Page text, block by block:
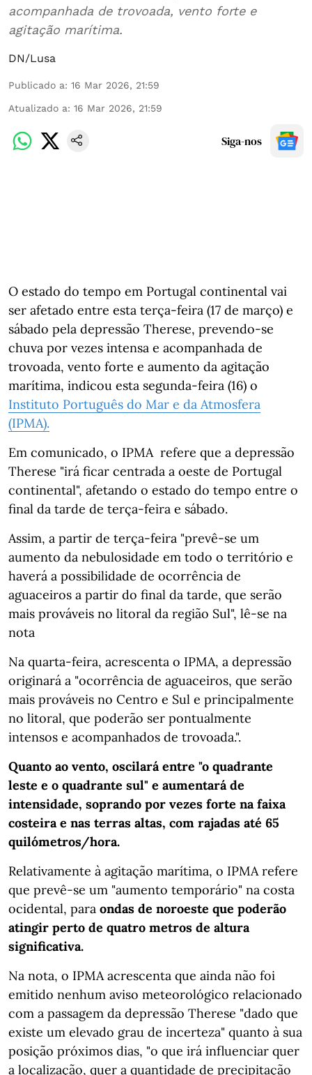
acompanhada de trovoada, vento forte e
agitação marítima.
DN/Lusa
Publicado a: 16 Mar 2026, 21:59
Atualizado a: 16 Mar 2026, 21:59
Siga-nos
O estado do tempo em Portugal continental vai
ser afetado entre esta terça-feira (17 de março) e
sábado pela depressão Therese, prevendo-se
chuva por vezes intensa e acompanhada de
trovoada, vento forte e aumento da agitação
marítima, indicou esta segunda-feira (16) o
Instituto Português do Mar e da Atmosfera
(IPMA).
Em comunicado, o IPMA refere que a depressão
Therese "irá ficar centrada a oeste de Portugal
continental", afetando o estado do tempo entre o
final da tarde de terça-feira e sábado.
Assim, a partir de terça-feira "prevê-se um
aumento da nebulosidade em todo o território e
haverá a possibilidade de ocorrência de
aguaceiros a partir do final da tarde, que serão
mais prováveis no litoral da região Sul", lê-se na
nota
Na quarta-feira, acrescenta o IPMA, a depressão
originará a "ocorrência de aguaceiros, que serão
mais prováveis no Centro e Sul e principalmente
no litoral, que poderão ser pontualmente
intensos e acompanhados de trovoada.".
Quanto ao vento, oscilará entre "o quadrante
leste e o quadrante sul" e aumentará de
intensidade, soprando por vezes forte na faixa
costeira e nas terras altas, com rajadas até 65
quilómetros/hora.
Relativamente à agitação marítima, o IPMA refere
que prevê-se um "aumento temporário" na costa
ocidental, para ondas de noroeste que poderão
atingir perto de quatro metros de altura
significativa.
Na nota, o IPMA acrescenta que ainda não foi
emitido nenhum aviso meteorológico relacionado
com a passagem da depressão Therese "dado que
existe um elevado grau de incerteza" quanto à sua
posição próximos dias, "o que irá influenciar quer
a localização, quer a quantidade de precipitação